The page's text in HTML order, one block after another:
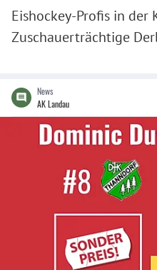
Eishockey-Profis in der
Zuschauerträchtige
News
AK Landau